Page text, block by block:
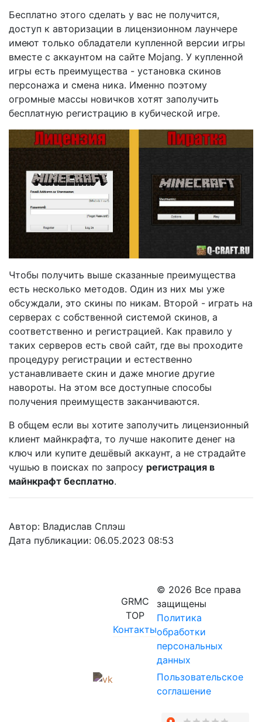
Бесплатно этого сделать у вас не получится,
доступ к авторизации в лицензионном лаунчере
имеют только обладатели купленной версии игры
вместе с аккаунтом на сайте Mojang. У купленной
игры есть преимущества - установка скинов
персонажа и смена ника. Именно поэтому
огромные массы новичков хотят заполучить
бесплатную регистрацию в кубической игре.
Чтобы получить выше сказанные преимущества
есть несколько методов. Один из них мы уже
обсуждали, это скины по никам. Второй - играть на
серверах с собственной системой скинов, а
соответственно и регистрацией. Как правило у
таких серверов есть свой сайт, где вы проходите
процедуру регистрации и естественно
устанавливаете скин и даже многие другие
навороты. На этом все доступные способы
получения преимуществ заканчиваются.
В общем если вы хотите заполучить лицензионный
клиент майнкрафта, то лучше накопите денег на
ключ или купите дешёвый аккаунт, а не страдайте
чушью в поисках по запросу регистрация в
майнкрафт бесплатно.
Автор: Владислав Сплэш
Дата публикации: 06.05.2023 08:53
GRMC
TOP
Контакты
© 2026 Все права
защищены
Политика
обработки
персональных
данных
Пользовательское
соглашение